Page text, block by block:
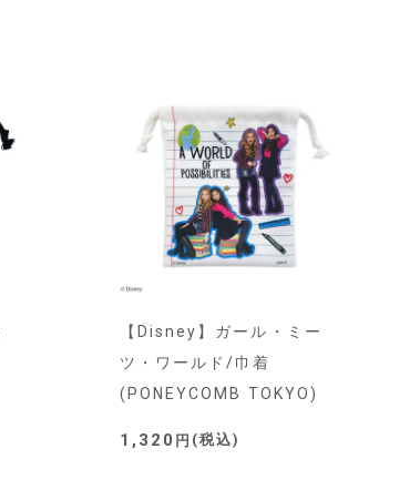
【Disney】ガール・ミー
ツ・ワールド/巾着
(PONEYCOMB TOKYO)
1,320 税込